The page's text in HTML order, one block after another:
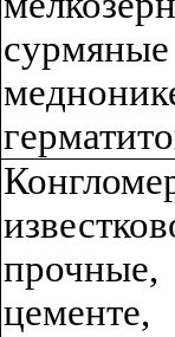
сурмяны
медноник
герматито
К
прочные,
цементе,